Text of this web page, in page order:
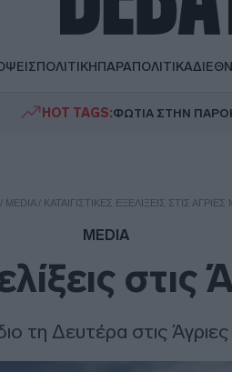
ΠΟΛΙΤΙΚΗΠΑΡΑΠΟΛΙΤΙΚΑ
HOT TAGS:ΦΩΤΙΑ ΣΤΗΝ ΠΑΡΟ
/ MEDIA/ ΚΑΤΑΙΓΙΣΤΙΚΈΣ ΕΞΕΛΊΞΕΙΣ ΣΤΙΣ
MEDIA
τη Δευτέρα στις